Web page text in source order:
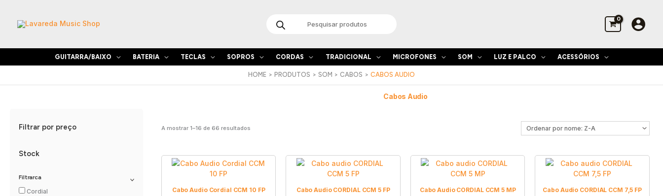
content
search
GUITARRA/BAIXO BATERIA TECLAS SOPROS CORDAS TRADICIONAL MICROFONES SOM LUZ E PALCO ACESSÓRIOS
HOME PRODUTOS SOM CABOS CABOS AUDIO
Filtrar por preço
Stock
Filtrarca
Cordial
Cabos Audio
A mostrar 1–16 de 66 resultados
Cabo Audio Cordial CCM 10 FP Cabo Audio CORDIAL CCM 5 FP Cabo Audio CORDIAL CCM 5 MP Cabo Audio CORDIAL CCM 7,5 FP